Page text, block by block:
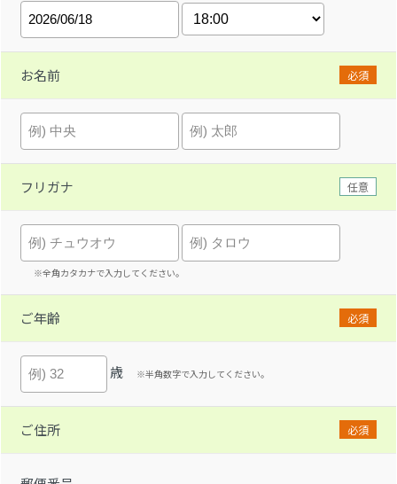
お名前 必須
フリガナ 任意
※全角カタカナで入力してください。
ご年齢 必須
歳 ※半角数字で入力してください。
ご住所 必須